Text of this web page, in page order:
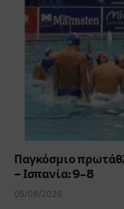
Παγκόσμιο
– Ισπανία: 9-8
05/08/2026